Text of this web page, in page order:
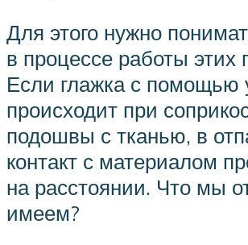
Для этого нужно
в процессе работы этих
Если глажка с помощью
происходит при
подошвы с тканью, в
контакт с материалом
на расстоянии. Что мы
имеем?